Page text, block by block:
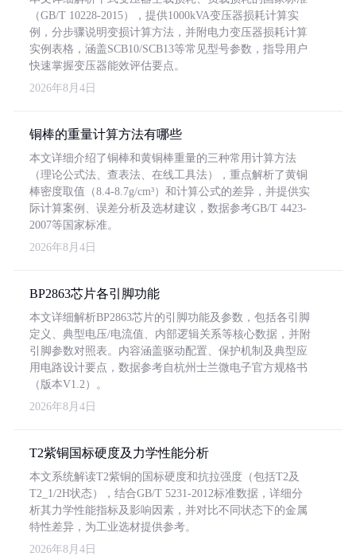
（GB/T 10228-2015），提供1000kVA变压器损耗计算实
例，分步骤说明变损计算方法，并附电力变压器损耗计算
实例表格，涵盖SCB10/SCB13等常见型号参数，指导用户
快速掌握变压器能效评估要点。
2026年8月4日
铜棒的重量计算方法有哪些
本文详细介绍了铜棒和黄铜棒重量的三种常用计算方法
（理论公式法、查表法、在线工具法），重点解析了黄铜
棒密度取值（8.4-8.7g/cm³）和计算公式的差异，并提供实
际计算案例、误差分析及选材建议，数据参考GB/T 4423-
2007等国家标准。
2026年8月4日
BP2863芯片各引脚功能
本文详细解析BP2863芯片的引脚功能及参数，包括各引脚
定义、典型电压/电流值、内部逻辑关系等核心数据，并附
引脚参数对照表。内容涵盖驱动配置、保护机制及典型应
用电路设计要点，数据参考自杭州士兰微电子官方规格书
（版本V1.2）。
2026年8月4日
T2紫铜国标硬度及力学性能分析
本文系统解读T2紫铜的国标硬度和抗拉强度（包括T2及
T2_1/2H状态），结合GB/T 5231-2012标准数据，详细分
析其力学性能指标及影响因素，并对比不同状态下的金属
特性差异，为工业选材提供参考。
2026年8月4日